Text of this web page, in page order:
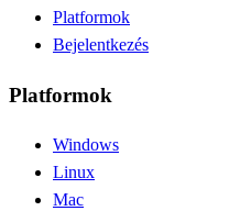
Platformok
Bejelentkezés
Platformok
Windows
Linux
Mac